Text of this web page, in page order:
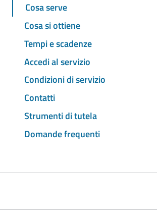
Cosa serve
Cosa si ottiene
Tempi e scadenze
Accedi al servizio
Condizioni di servizio
Contatti
Strumenti di tutela
Domande frequenti